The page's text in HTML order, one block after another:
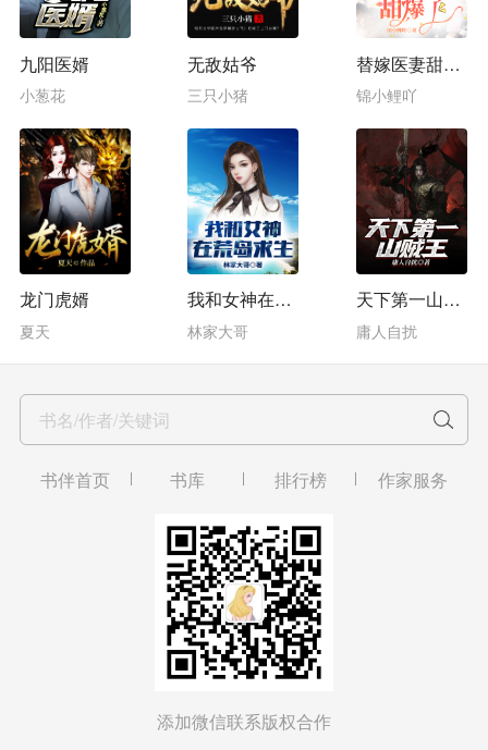
九阳医婿
小葱花
无敌姑爷
三只小猪
替嫁医妻甜爆了
锦小鲤吖
龙门虎婿
夏天
我和女神在荒岛求生
林家大哥
天下第一山贼王
庸人自扰
书名/作者/关键词
书伴首页 书库 排行榜 作家服务
添加微信联系版权合作